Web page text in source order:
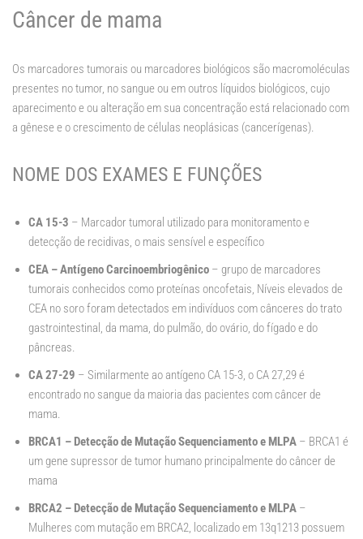
Câncer de mama
Os marcadores tumorais ou marcadores biológicos são macromoléculas
presentes no tumor, no sangue ou em outros líquidos biológicos, cujo
aparecimento e ou alteração em sua concentração está relacionado com
a gênese e o crescimento de células neoplásicas (cancerígenas).
NOME DOS EXAMES E FUNÇÕES
CA 15-3 – Marcador tumoral utilizado para monitoramento e
detecção de recidivas, o mais sensível e específico
CEA – Antígeno Carcinoembriogênico – grupo de marcadores
tumorais conhecidos como proteínas oncofetais, Níveis elevados de
CEA no soro foram detectados em indivíduos com cânceres do trato
gastrointestinal, da mama, do pulmão, do ovário, do fígado e do
pâncreas.
CA 27-29 – Similarmente ao antígeno CA 15-3, o CA 27,29 é
encontrado no sangue da maioria das pacientes com câncer de
mama.
BRCA1 – Detecção de Mutação Sequenciamento e MLPA – BRCA1 é
um gene supressor de tumor humano principalmente do câncer de
mama
BRCA2 – Detecção de Mutação Sequenciamento e MLPA –
Mulheres com mutação em BRCA2, localizado em 13q1213 possuem